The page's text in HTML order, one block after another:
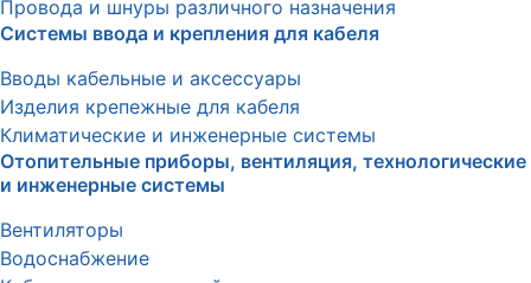
Провода и шнуры различного назначения
Системы ввода и крепления для кабеля
Вводы кабельные и аксессуары
Изделия крепежные для кабеля
Климатические и инженерные системы
Отопительные приборы, вентиляция, технологические
и инженерные системы
Вентиляторы
Водоснабжение